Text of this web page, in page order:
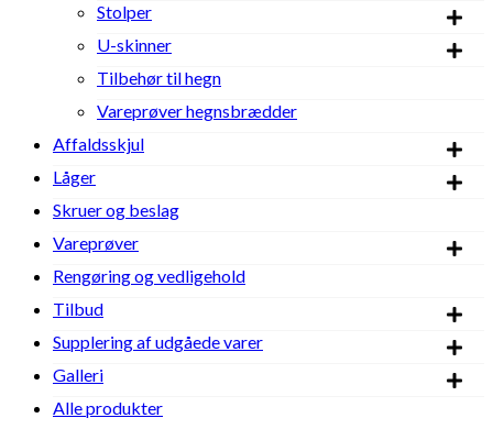
Stolper
U-skinner
Tilbehør til hegn
Vareprøver hegnsbrædder
Affaldsskjul
Låger
Skruer og beslag
Vareprøver
Rengøring og vedligehold
Tilbud
Supplering af udgåede varer
Galleri
Alle produkter